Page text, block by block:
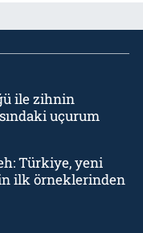
ile zihnin
uçurum
Türkiye, yeni
ilk örneklerinden